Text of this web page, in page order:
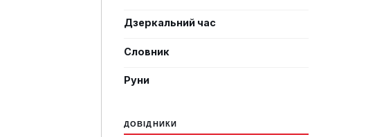
Дзеркальний час
Словник
Руни
ДОВІДНИКИ